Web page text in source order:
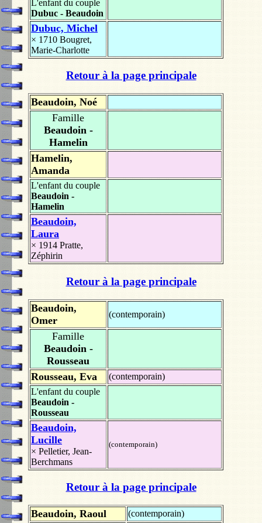
L'enfant du couple
Dubuc - Beaudoin
Dubuc, Michel
× 1710 Bougret,
Marie-Charlotte
Retour à la page principale
Beaudoin, Noé
Famille
Beaudoin -
Hamelin
Hamelin,
Amanda
L'enfant du couple
Beaudoin -
Hamelin
Beaudoin,
Laura
× 1914 Pratte,
Zéphirin
Retour à la page principale
Beaudoin,
Omer
(contemporain)
Famille
Beaudoin -
Rousseau
Rousseau, Eva
(contemporain)
L'enfant du couple
Beaudoin -
Rousseau
Beaudoin,
Lucille
× Pelletier, Jean-
Berchmans
(contemporain)
Retour à la page principale
Beaudoin, Raoul (contemporain)